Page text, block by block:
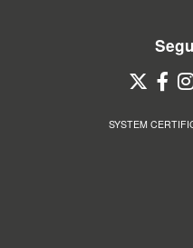
SYSTEM